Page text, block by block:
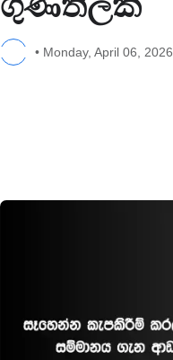
• Monday, April 06, 2026